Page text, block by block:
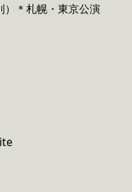
＊札幌・東京公演